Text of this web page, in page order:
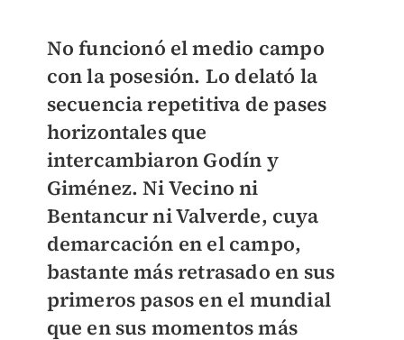
No funcionó el medio campo
con la posesión. Lo delató la
secuencia repetitiva de pases
horizontales que
intercambiaron Godín y
Giménez. Ni Vecino ni
Bentancur ni Valverde, cuya
demarcación en el campo,
bastante más retrasado en sus
primeros pasos en el mundial
que en sus momentos más